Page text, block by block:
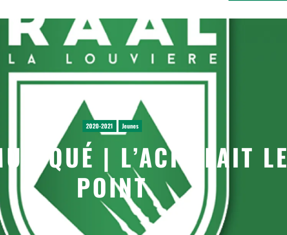
2020-2021 Jeunes
| L’ACFF FAIT LE
POINT